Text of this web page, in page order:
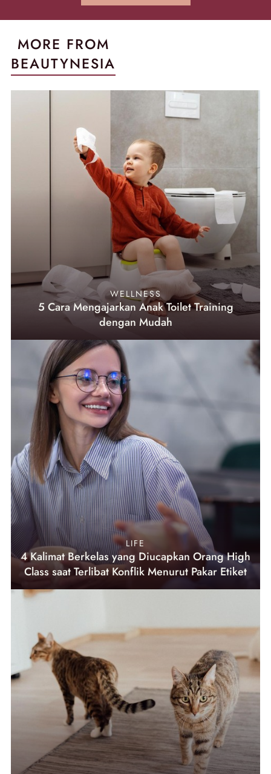
MORE FROM
BEAUTYNESIA
WELLNESS
5 Cara Mengajarkan Anak Toilet Training
dengan Mudah
LIFE
4 Kalimat Berkelas yang Diucapkan Orang High
Class saat Terlibat Konflik Menurut Pakar Etiket